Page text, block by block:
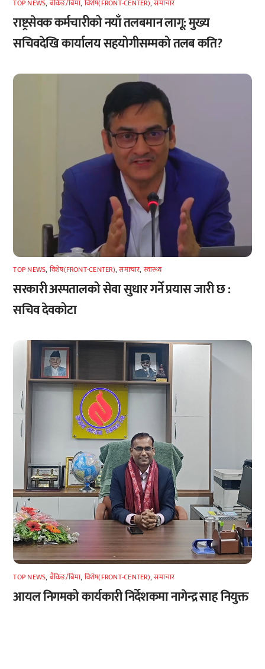
TOP NEWS, बैंकिङ/बिमा, विशेष(FRONT-CENTER),समाचार
राष्ट्रसेवक कर्मचारीको नयाँ तलबमान लागू: मुख्य
सचिवदेखि कार्यालय सहयोगीसम्मको तलब कति?
TOP NEWS, विशेष(FRONT-CENTER),समाचार, स्वास्थ्य
सरकारी अस्पतालको सेवा सुधार गर्ने प्रयास जारी छ :
सचिव देवकोटा
TOP NEWS, बैंकिङ/बिमा, विशेष(FRONT-CENTER),समाचार
आयल निगमको कार्यकारी निर्देशकमा नागेन्द्र साह नियुक्त